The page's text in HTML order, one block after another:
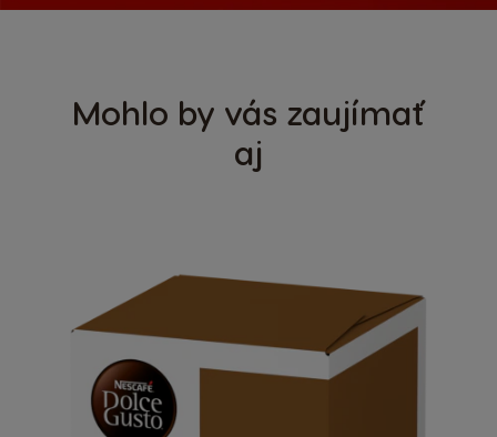
Mohlo by vás zaujímať
aj